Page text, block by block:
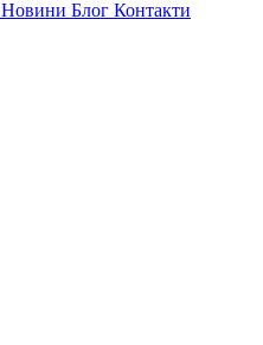
Новини Блог Контакти